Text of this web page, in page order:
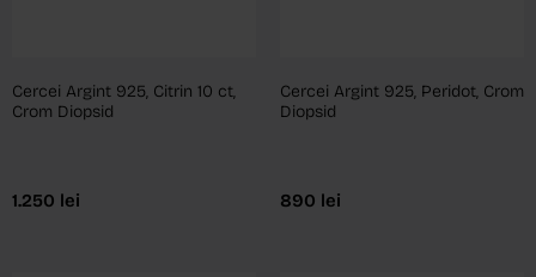
Cercei Argint 925, Citrin 10 ct,
Crom Diopsid
1.250 lei
Cercei Argint 925, Peridot, Crom
Diopsid
890 lei